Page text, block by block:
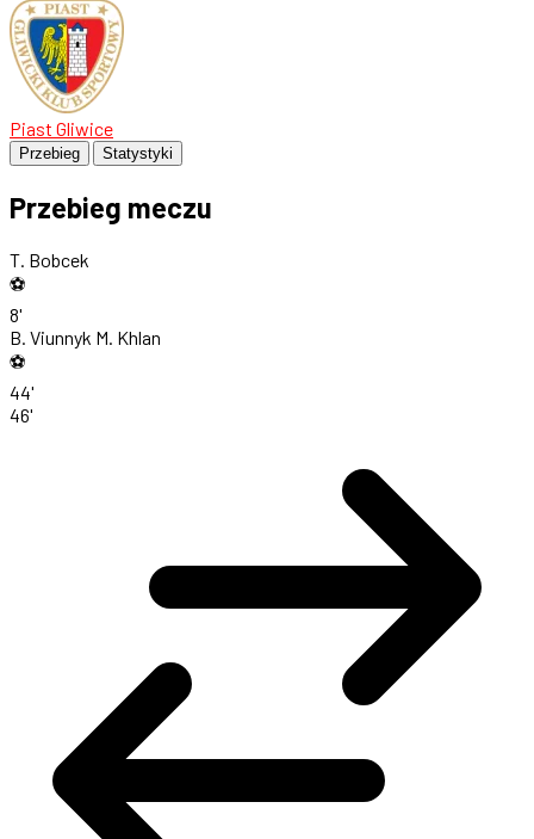
Piast Gliwice
Przebieg Statystyki
Przebieg meczu
T. Bobcek
⚽
8'
B. Viunnyk M. Khlan
⚽
44'
46'